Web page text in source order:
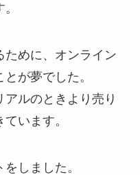
ために、オンライン
が夢でした。
ルのときより売り
います。
しました。